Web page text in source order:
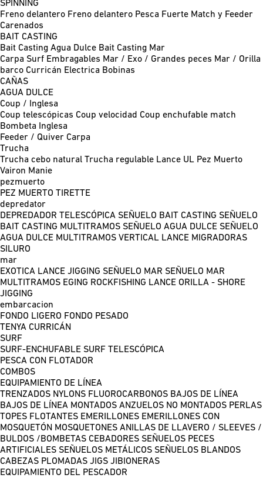
SPINNING
Freno delantero Freno delantero Pesca Fuerte Match y Feeder
Carenados
BAIT CASTING
Bait Casting Agua Dulce Bait Casting Mar
Carpa Surf Embragables Mar / Exo / Grandes peces Mar / Orilla
barco Curricán Electrica Bobinas
CAÑAS
AGUA DULCE
Coup / Inglesa
Coup telescópicas Coup velocidad Coup enchufable match
Bombeta
Inglesa
Feeder / Quiver Carpa
Trucha
Trucha cebo natural Trucha regulable Lance UL Pez Muerto
Vairon Manie
pezmuerto
PEZ MUERTO TIRETTE
depredator
DEPREDADOR TELESCÓPICA SEÑUELO BAIT CASTING SEÑUELO
BAIT CASTING MULTITRAMOS SEÑUELO AGUA DULCE SEÑUELO
AGUA DULCE MULTITRAMOS VERTICAL LANCE MIGRADORAS
SILURO
mar
EXOTICA LANCE JIGGING SEÑUELO MAR SEÑUELO MAR
MULTITRAMOS EGING ROCKFISHING LANCE ORILLA - SHORE
JIGGING
embarcacion
FONDO LIGERO FONDO PESADO
TENYA CURRICÁN
SURF
SURF-ENCHUFABLE SURF TELESCÓPICA
PESCA CON FLOTADOR
COMBOS
EQUIPAMIENTO DE LÍNEA
TRENZADOS NYLONS FLUOROCARBONOS BAJOS DE LÍNEA
BAJOS DE LÍNEA MONTADOS ANZUELOS NO MONTADOS PERLAS
TOPES FLOTANTES EMERILLONES EMERILLONES CON
MOSQUETÓN MOSQUETONES ANILLAS DE LLAVERO / SLEEVES /
BULDOS /BOMBETAS CEBADORES SEÑUELOS PECES
ARTIFICIALES SEÑUELOS METÁLICOS SEÑUELOS BLANDOS
CABEZAS PLOMADAS JIGS JIBIONERAS
EQUIPAMIENTO DEL PESCADOR